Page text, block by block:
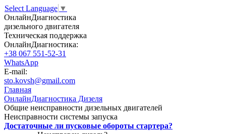
Select Language ▼
ОнлайнДиагностика
дизельного двигателя
Техническая поддержка
ОнлайнДиагностика:
+38 067 551-52-31
WhatsApp
E-mail:
sto.kovsh@gmail.com
Главная
ОнлайнДиагностика Дизеля
Общие неисправности дизельных двигателей
Неисправности системы запуска
Достаточные ли пусковые обороты стартера?